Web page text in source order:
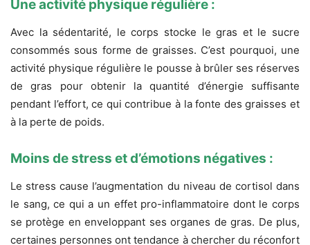
Une activité physique régulière :
Avec la sédentarité, le corps stocke le gras et le sucre
consommés sous forme de graisses. C’est pourquoi, une
activité physique régulière le pousse à brûler ses réserves
de gras pour obtenir la quantité d’énergie suffisante
pendant l’effort, ce qui contribue à la fonte des graisses et
à la perte de poids.
Moins de stress et d’émotions négatives :
Le stress cause l’augmentation du niveau de cortisol dans
le sang, ce qui a un effet pro-inflammatoire dont le corps
se protège en enveloppant ses organes de gras. De plus,
certaines personnes ont tendance à chercher du réconfort